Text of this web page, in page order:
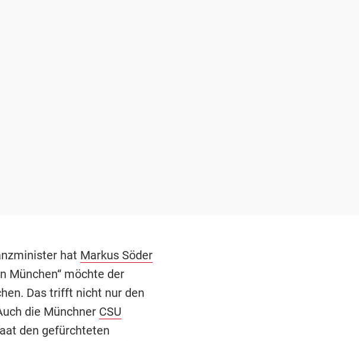
hat Markus Söder
München“ möchte der
Das trifft nicht nur den
die Münchner CSU
den gefürchteten